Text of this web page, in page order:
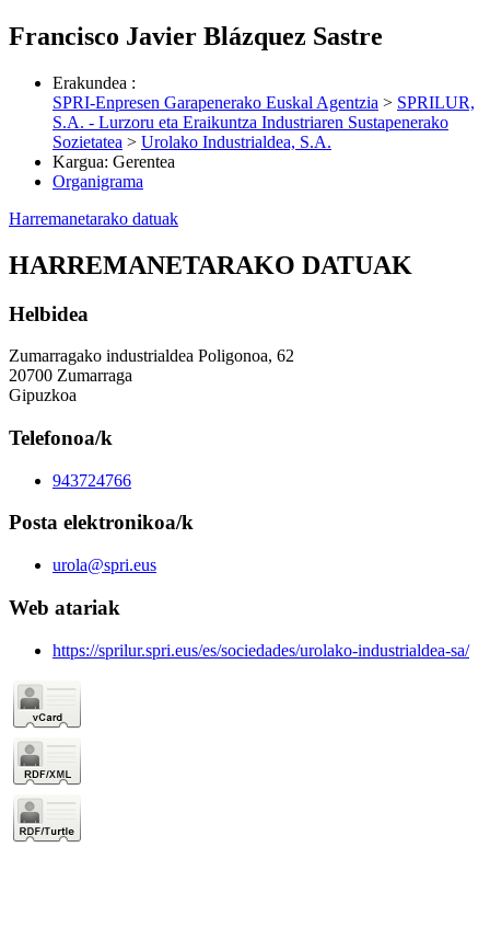
Francisco Javier Blázquez Sastre
Erakundea :
SPRI-Enpresen Garapenerako Euskal Agentzia > SPRILUR,
S.A. - Lurzoru eta Eraikuntza Industriaren Sustapenerako
Sozietatea > Urolako Industrialdea, S.A.
Kargua: Gerentea
Organigrama
Harremanetarako datuak
HARREMANETARAKO DATUAK
Helbidea
Zumarragako industrialdea Poligonoa, 62
20700 Zumarraga
Gipuzkoa
Telefonoa/k
943724766
Posta elektronikoa/k
urola@spri.eus
Web atariak
https://sprilur.spri.eus/es/sociedades/urolako-industrialdea-sa/